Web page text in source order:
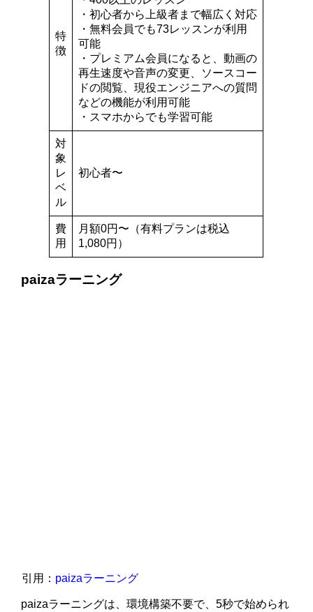
特
徴
・初心者から上級者まで幅広く対応
・無料会員でも73レッスンが利用
可能
・プレミアム会員になると、動画の
再生速度や音声の変更、ソースコー
ドの閲覧、現役エンジニアへの質問
などの機能が利用可能
・スマホからでも学習可能
対
象
レ
ベ
ル
初心者〜
費
用
月額0円〜（有料プランは税込
1,080円）
paizaラーニング
引用： paizaラーニング
paizaラーニングは、環境構築不要で、5秒で始められ